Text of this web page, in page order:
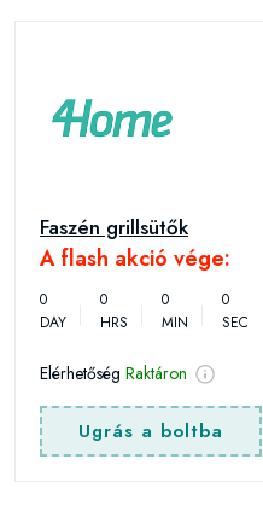
Faszén grillsütők
A flash akció vége:
0
DAY
0
HRS
0
MIN
0
SEC
Elérhetőség Raktáron
Ugrás a boltba